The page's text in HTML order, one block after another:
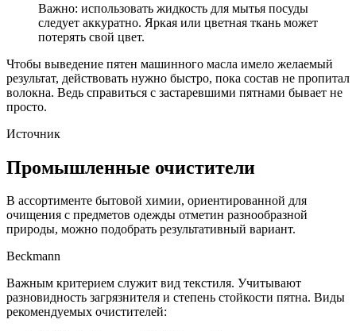
Важно: использовать жидкость для мытья посуды
следует аккуратно. Яркая или цветная ткань может
потерять свой цвет.
Чтобы выведение пятен машинного масла имело желаемый
результат, действовать нужно быстро, пока состав не пропитал
волокна. Ведь справиться с застаревшими пятнами бывает не
просто.
Источник
Промышленные очистители
В ассортименте бытовой химии, ориентированной для
очищения с предметов одежды отметин разнообразной
природы, можно подобрать результативный вариант.
Beckmann
Важным критерием служит вид текстиля. Учитывают
разновидность загрязнителя и степень стойкости пятна. Виды
рекомендуемых очистителей: